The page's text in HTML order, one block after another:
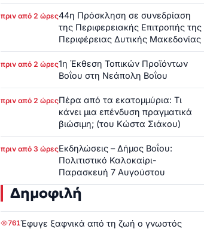
πριν από 2 ώρες44η Πρόσκληση σε συνεδρίαση
της Περιφερειακής Επιτροπής της
Περιφέρειας Δυτικής Μακεδονίας
πριν από 2 ώρες1η Έκθεση Τοπικών Προϊόντων
Βοΐου στη Νεάπολη Βοΐου
πριν από 2 ώρεςΠέρα από τα εκατομμύρια: Τι
κάνει μια επένδυση πραγματικά
βιώσιμη; (του Κώστα Σιάκου)
πριν από 3 ώρεςΕκδηλώσεις – Δήμος Βοΐου:
Πολιτιστικό Καλοκαίρι-
Παρασκευή 7 Αυγούστου
Δημοφιλή
761Έφυγε ξαφνικά από τη ζωή ο γνωστός